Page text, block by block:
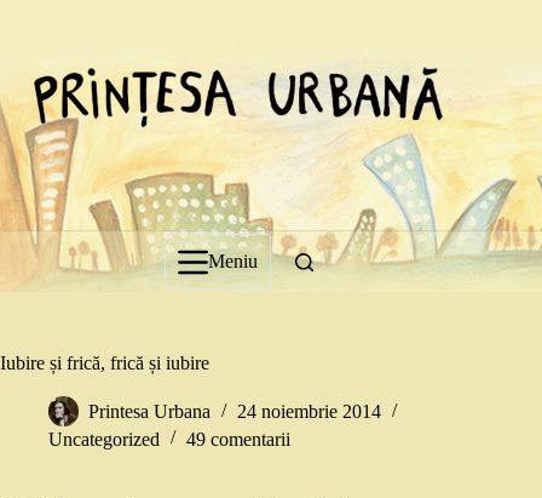
Meniu
Iubire și frică, frică și iubire
Printesa Urbana
24 noiembrie 2014
Uncategorized
49 comentarii